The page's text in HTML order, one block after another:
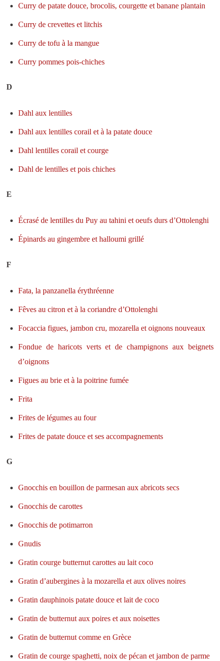
Curry de patate douce, brocolis, courgette et banane plantain
Curry de crevettes et litchis
Curry de tofu à la mangue
Curry pommes pois-chiches
D
Dahl aux lentilles
Dahl aux lentilles corail et à la patate douce
Dahl lentilles corail et courge
Dahl de lentilles et pois chiches
E
Écrasé de lentilles du Puy au tahini et oeufs durs d’Ottolenghi
Épinards au gingembre et halloumi grillé
F
Fata, la panzanella érythréenne
Fêves au citron et à la coriandre d’Ottolenghi
Focaccia figues, jambon cru, mozarella et oignons nouveaux
Fondue de haricots verts et de champignons aux beignets
d’oignons
Figues au brie et à la poitrine fumée
Frita
Frites de légumes au four
Frites de patate douce et ses accompagnements
G
Gnocchis en bouillon de parmesan aux abricots secs
Gnocchis de carottes
Gnocchis de potimarron
Gnudis
Gratin courge butternut carottes au lait coco
Gratin d’aubergines à la mozarella et aux olives noires
Gratin dauphinois patate douce et lait de coco
Gratin de butternut aux poires et aux noisettes
Gratin de butternut comme en Grèce
Gratin de courge spaghetti, noix de pécan et jambon de parme